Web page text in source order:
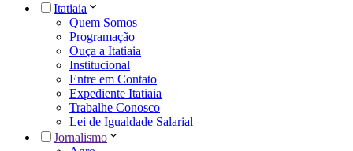
Itatiaia
Quem Somos
Programação
Ouça a Itatiaia
Institucional
Entre em Contato
Expediente Itatiaia
Trabalhe Conosco
Lei de Igualdade Salarial
Jornalismo